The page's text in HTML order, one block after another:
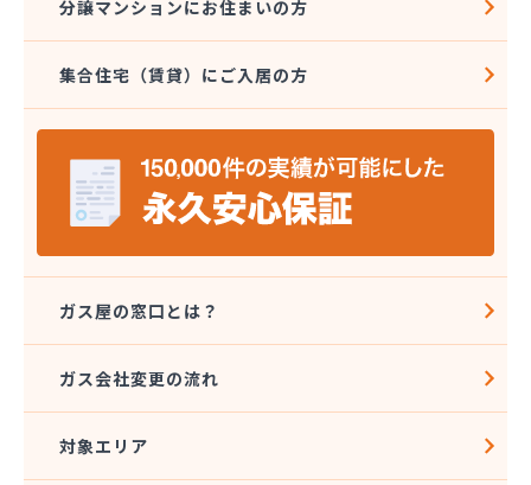
分譲マンションにお住まいの方
集合住宅（賃貸）にご入居の方
ガス屋の窓口とは？
ガス会社変更の流れ
対象エリア